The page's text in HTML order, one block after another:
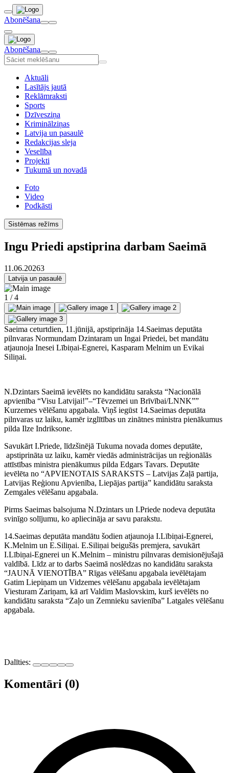
Abonēšana
Abonēšana
Aktuāli
Lasītājs jautā
Reklāmraksti
Sports
Dzīvesziņa
Kriminālziņas
Latvija un pasaulē
Redakcijas sleja
Veselība
Projekti
Tukumā un novadā
Foto
Video
Podkāsti
Sistēmas režīms
Ingu Priedi apstiprina darbam Saeimā
11.06.20263
Latvija un pasaulē
1 / 4
Saeima ceturtdien, 11.jūnijā, apstiprināja 14.Saeimas deputāta
pilnvaras Normundam Dzintaram un Ingai Priedei, bet mandātu
atjaunoja Inesei Lībiņai-Egnerei, Kasparam Melnim un Evikai
Siliņai.
N.Dzintars Saeimā ievēlēts no kandidātu saraksta “Nacionālā
apvienība “Visu Latvijai!”–“Tēvzemei un Brīvībai/LNNK””
Kurzemes vēlēšanu apgabala. Viņš iegūst 14.Saeimas deputāta
pilnvaras uz laiku, kamēr izglītības un zinātnes ministra pienākumus
pilda Ilze Indriksone.
Savukārt I.Priede, līdzšinējā Tukuma novada domes deputāte,
apstiprināta uz laiku, kamēr viedās administrācijas un reģionālās
attīstības ministra pienākumus pilda Edgars Tavars. Deputāte
ievēlēta no “APVIENOTAIS SARAKSTS – Latvijas Zaļā partija,
Latvijas Reģionu Apvienība, Liepājas partija” kandidātu saraksta
Zemgales vēlēšanu apgabala.
Pirms Saeimas balsojuma N.Dzintars un I.Priede nodeva deputāta
svinīgo solījumu, ko apliecināja ar savu parakstu.
14.Saeimas deputāta mandātu šodien atjaunoja I.Lībiņai-Egnerei,
K.Melnim un E.Siliņai. E.Siliņai beigušās premjera, savukārt
I.Lībiņai-Egnerei un K.Melnim – ministru pilnvaras demisionējušajā
valdībā. Līdz ar to darbs Saeimā noslēdzas no kandidātu saraksta
“JAUNĀ VIENOTĪBA” Rīgas vēlēšanu apgabala ievēlētajam
Gatim Liepiņam un Vidzemes vēlēšanu apgabala ievēlētajam
Viesturam Zariņam, kā arī Valdim Maslovskim, kurš ievēlēts no
kandidātu saraksta “Zaļo un Zemnieku savienība” Latgales vēlēšanu
apgabala.
Dalīties:
Komentāri (0)